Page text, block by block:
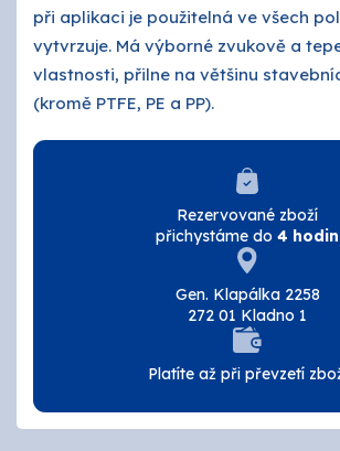
při aplikaci je použitelná ve všech
vytvrzuje. Má výborné zvukově a
vlastnosti, přilne na většinu
(kromě PTFE, PE a PP).
Rezervované zboží
přichystáme do 4 hodin
Gen. Klapálka 2258
272 01 Kladno 1
Platíte až při převzetí